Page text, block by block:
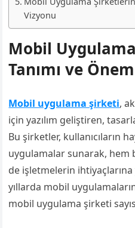
Vizyonu
Mobil
Tanımı ve
Mobil uygulama şirketi,
için yazılım geliştiren,
Bu şirketler, kullanıcıların
uygulamalar sunarak, hem
de işletmelerin
yıllarda mobil
mobil uygulama şirketi